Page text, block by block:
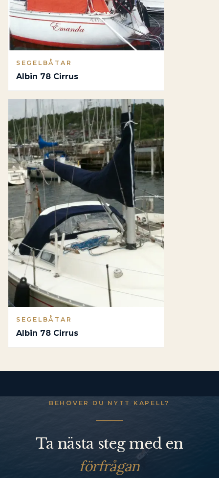
SEGELBÅTAR
Albin 78 Cirrus
SEGELBÅTAR
Albin 78 Cirrus
BEHÖVER DU NYTT KAPELL?
Ta nästa steg med en
förfrågan